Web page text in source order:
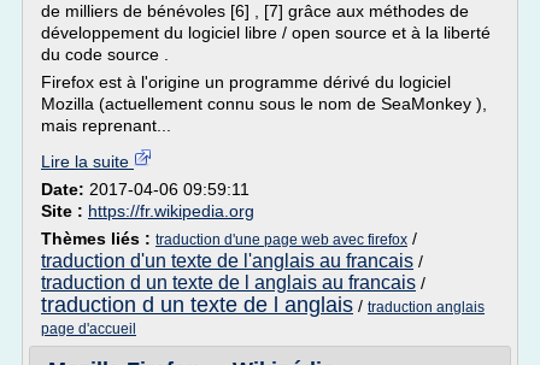
de milliers de bénévoles [6] , [7] grâce aux méthodes de
développement du logiciel libre / open source et à la liberté
du code source .
Firefox est à l'origine un programme dérivé du logiciel
Mozilla (actuellement connu sous le nom de SeaMonkey ),
mais reprenant...
Lire la suite
Date: 2017-04-06 09:59:11
Site : https://fr.wikipedia.org
Thèmes liés : traduction d'une page web avec firefox /
traduction d'un texte de l'anglais au francais /
traduction d un texte de l anglais au francais /
traduction d un texte de l anglais / traduction anglais
page d'accueil